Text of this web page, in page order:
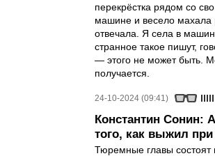
перекрёстка рядом со
машине и весело махала
отвечала. Я села в
странное такое пишут,
— этого не может быть.
получается.
24-10-2024 (09:41)
Константин Сонин:
того, как выжил
Тюремные главы состоят